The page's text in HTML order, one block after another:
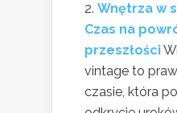
Wnętrza w
Czas na
przeszłości
vintage to
czasie, która